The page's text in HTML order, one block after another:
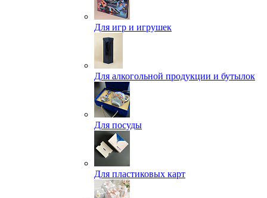
Для игр и игрушек
Для алкогольной продукции и бутылок
Для посуды
Для пластиковых карт